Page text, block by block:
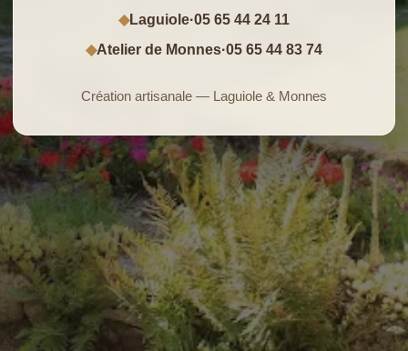
◆Laguiole·05 65 44 24 11
◆Atelier de Monnes·05 65 44 83 74
Création artisanale — Laguiole & Monnes